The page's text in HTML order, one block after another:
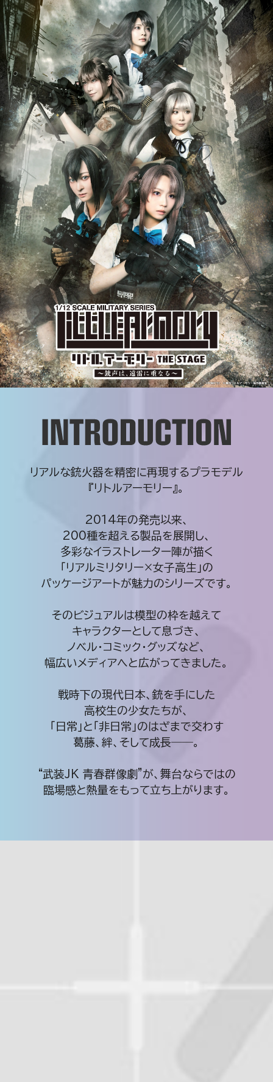
リアルな銃火器を精密に再現するプラモデル
『リトルアーモリー』。
2014年の発売以来、
200種を超える製品を展開し、
多彩なイラストレーター陣が描く
「リアルミリタリー×女子高生」の
パッケージアートが魅力のシリーズです。
そのビジュアルは模型の枠を越えて
キャラクターとして息づき、
ノベル・コミック・グッズなど、
幅広いメディアへと広がってきました。
戦時下の現代日本、銃を手にした
高校生の少女たちが、
「日常」と「非日常」のはざまで交わす
葛藤、絆、そして成長――。
“武装JK 青春群像劇”が、舞台ならではの
臨場感と熱量をもって立ち上がります。